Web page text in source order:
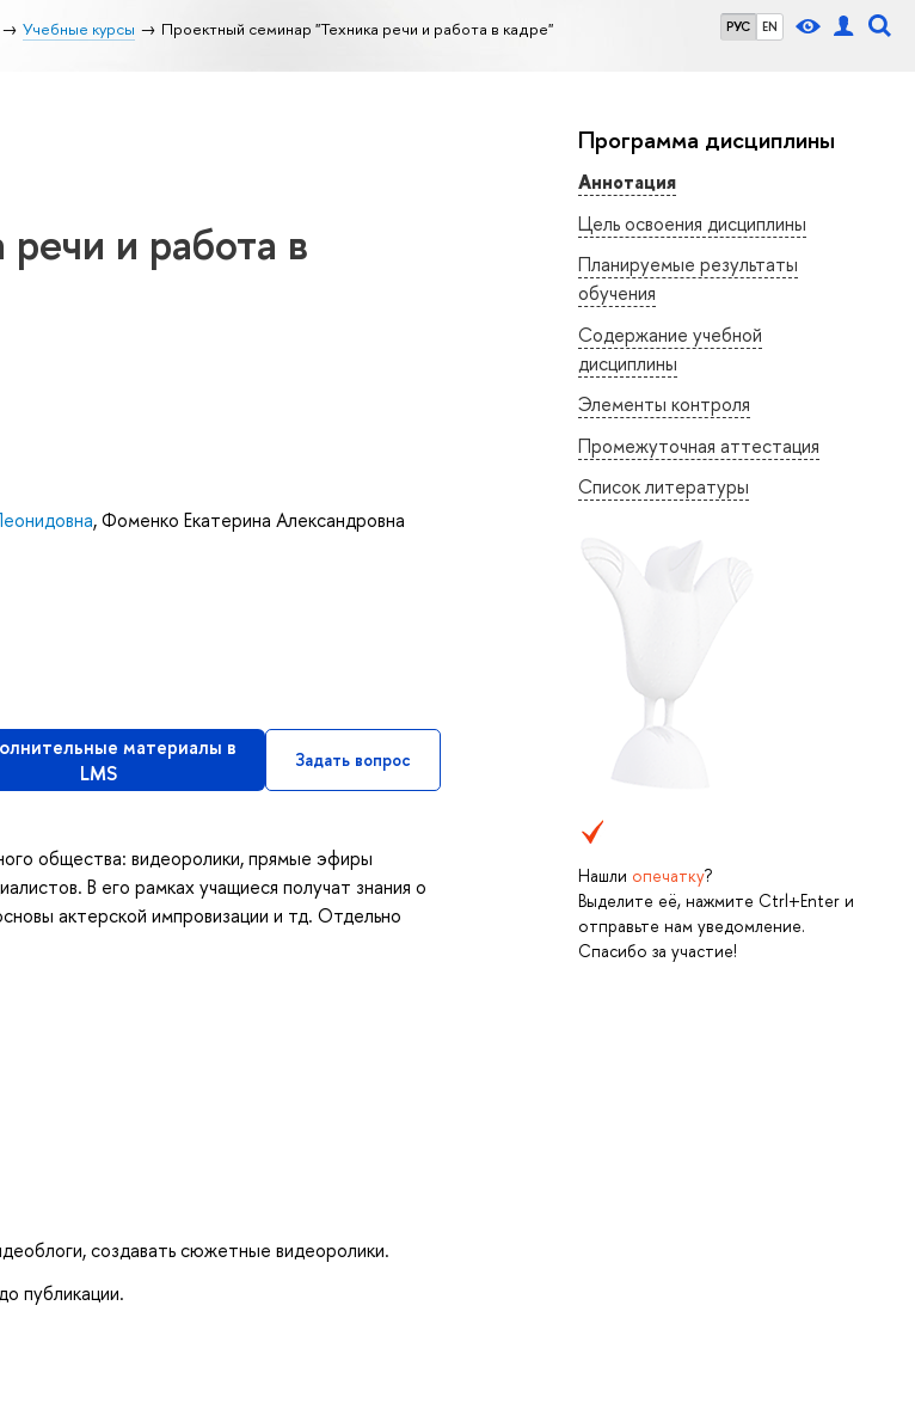
РУС EN
Учебные курсы Проектный семинар "Техника речи и работа в кадре"
Программа дисциплины
Аннотация
Цель освоения дисциплины
Планируемые результаты
обучения
Содержание учебной
дисциплины
Элементы контроля
Промежуточная аттестация
Список литературы
Нашли опечатку?
Выделите её, нажмите Ctrl+Enter и
отправьте нам уведомление.
Спасибо за участие!
и работа в
,Фоменко Екатерина Александровна
материалы в
LMS
Задать вопрос
общества: видеоролики, прямые эфиры
В его рамках учащиеся получат знания о
актерской импровизации и тд. Отдельно
создавать сюжетные видеоролики.
публикации.